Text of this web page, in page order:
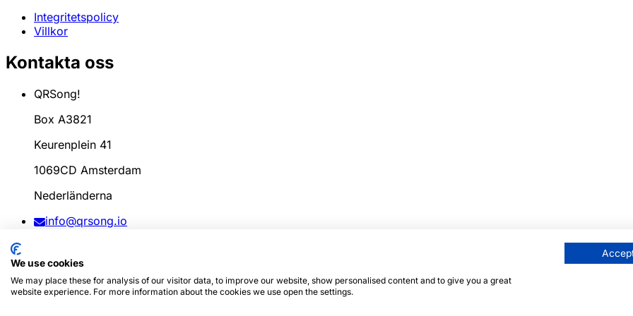
Integritetspolicy
Villkor
Kontakta oss
QRSong!
Box A3821
Keurenplein 41
1069CD Amsterdam
Nederländerna
info@qrsong.io
Moms: 8689.27.764.B.01
We use cookies
We may place these for analysis of our visitor data, to improve our website, show personalised content and to give you a great
website experience. For more information about the cookies we use open the settings.